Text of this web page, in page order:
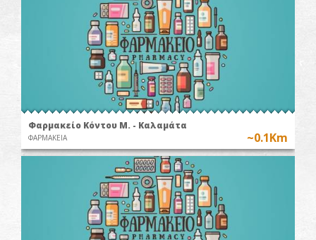
Φαρμακείο Κόντου Μ. - Καλαμάτα
ΦΑΡΜΑΚΕΙΑ ~0.1Km